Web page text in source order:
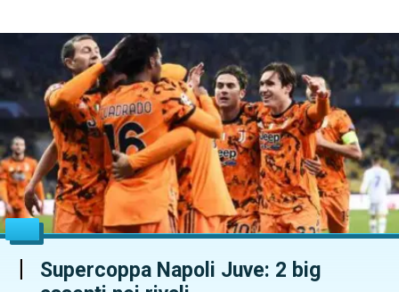
Supercoppa Napoli Juve: 2 big